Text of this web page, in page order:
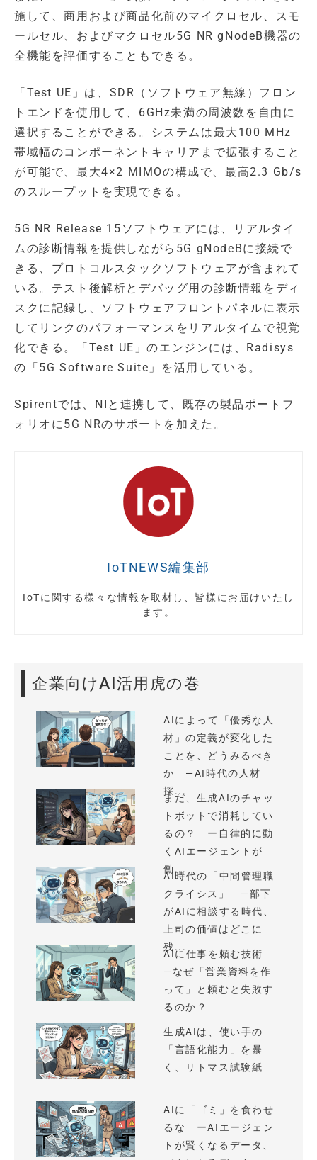
施して、商用および商品化前のマイクロセル、スモ
ールセル、およびマクロセル5G NR gNodeB機器の
全機能を評価することもできる。
「Test UE」は、SDR（ソフトウェア無線）フロン
トエンドを使用して、6GHz未満の周波数を自由に
選択することができる。システムは最大100 MHz
帯域幅のコンポーネントキャリアまで拡張すること
が可能で、最大4×2 MIMOの構成で、最高2.3 Gb/s
のスループットを実現できる。
5G NR Release 15ソフトウェアには、リアルタイ
ムの診断情報を提供しながら5G gNodeBに接続で
きる、プロトコルスタックソフトウェアが含まれて
いる。テスト後解析とデバッグ用の診断情報をディ
スクに記録し、ソフトウェアフロントパネルに表示
してリンクのパフォーマンスをリアルタイムで視覚
化できる。「Test UE」のエンジンには、Radisys
の「5G Software Suite」を活用している。
Spirentでは、NIと連携して、既存の製品ポートフ
ォリオに5G NRのサポートを加えた。
IoTNEWS編集部
IoTに関する様々な情報を取材し、皆様にお届けいたし
ます。
企業向けAI活用虎の巻
AIによって「優秀な人
材」の定義が変化した
ことを、どうみるべき
か —AI時代の人材
採...
まだ、生成AIのチャッ
トボットで消耗してい
るの？ ー自律的に動
くAIエージェントが
働...
AI時代の「中間管理職
クライシス」 —部下
がAIに相談する時代、
上司の価値はどこに
残...
AIに仕事を頼む技術
—なぜ「営業資料を作
って」と頼むと失敗す
るのか？
生成AIは、使い手の
「言語化能力」を暴
く、リトマス試験紙
AIに「ゴミ」を食わせ
るな ーAIエージェン
トが賢くなるデータ、